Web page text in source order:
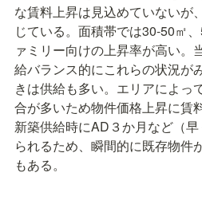
な賃料上昇は見込めていないが
じている。面積帯では30-50㎡
ァミリー向けの上昇率が高い。
給バランス的にこれらの状況が
きは供給も多い。エリアによっ
合が多いため物件価格上昇に賃
新築供給時にAD３か月など（
られるため、瞬間的に既存物件
もある。